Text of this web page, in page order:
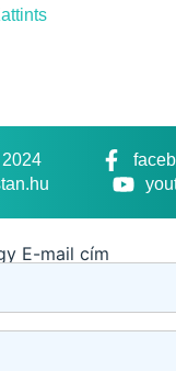
E-mail cím